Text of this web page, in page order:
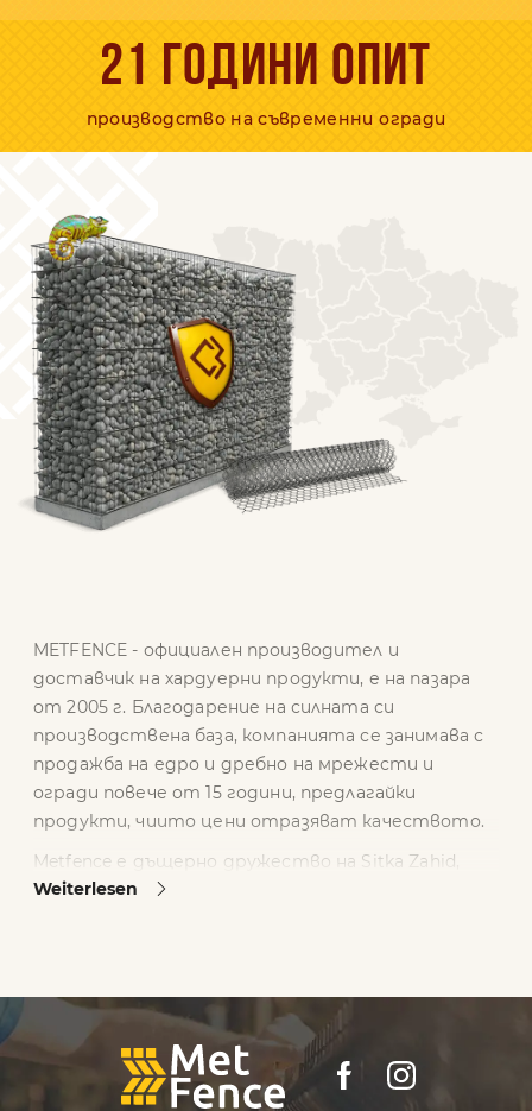
21 години опит
производство на съвременни огради
METFENCE - официален производител и
доставчик на хардуерни продукти, е на пазара
от 2005 г. Благодарение на силната си
производствена база, компанията се занимава с
продажба на едро и дребно на мрежести и
огради повече от 15 години, предлагайки
продукти, чиито цени отразяват качеството.
Metfence е дъщерно дружество на Sitka Zahid,
която успешно оперира на полския пазар и изнася
1000 служители. Нашата мрежа от 11 клона в
украински градове, четири в Полша и един в
Полша ни позволи да разширим
производствената си база и да гарантираме
Weiterlesen